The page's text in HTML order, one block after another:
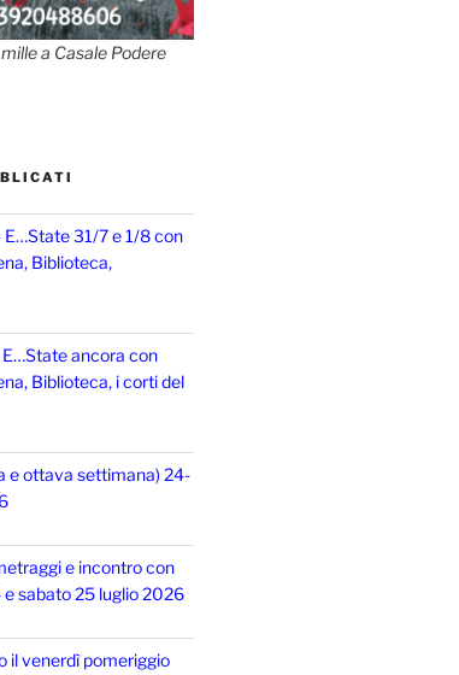
a Casale Podere
31/7 e 1/8 con
Biblioteca,
ancora con
Biblioteca, i corti del
e ottava settimana) 24-
e incontro con
sabato 25 luglio 2026
il venerdì pomeriggio